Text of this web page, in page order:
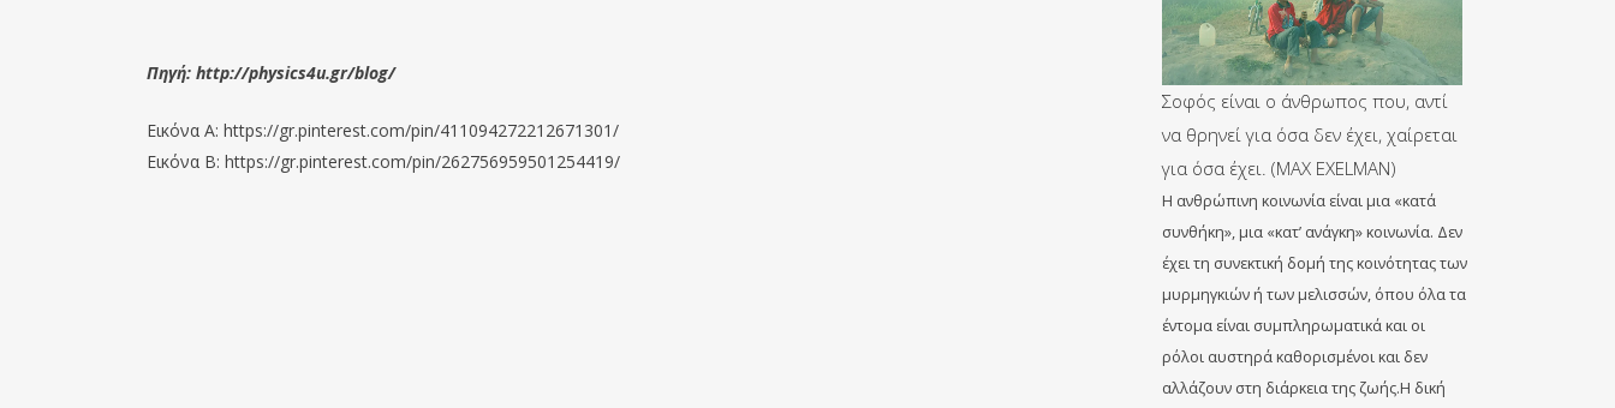
Πηγή: http://physics4u.gr/blog/
Εικόνα Α: https://gr.pinterest.com/pin/411094272212671301/
Εικόνα Β: https://gr.pinterest.com/pin/262756959501254419/
Σοφός είναι ο άνθρωπος που, αντί
να θρηνεί για όσα δεν έχει, χαίρεται
για όσα έχει. (MAX EXELMAN)
Η ανθρώπινη κοινωνία είναι μια «κατά
συνθήκη», μια «κατ’ ανάγκη» κοινωνία. Δεν
έχει τη συνεκτική δομή της κοινότητας των
μυρμηγκιών ή των μελισσών, όπου όλα τα
έντομα είναι συμπληρωματικά και οι
ρόλοι αυστηρά καθορισμένοι και δεν
αλλάζουν στη διάρκεια της ζωής.Η δική